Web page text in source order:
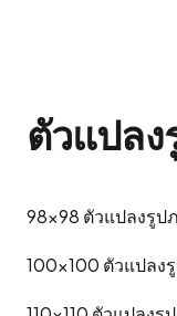
ตัวแปลง
98x98 ตัวแปลงรูป
100x100 ตัวแปลง